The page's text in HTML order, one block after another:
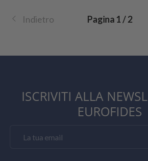
Indietro Pagina 1 / 2
ISCRIVITI ALLA
EUROFIDES